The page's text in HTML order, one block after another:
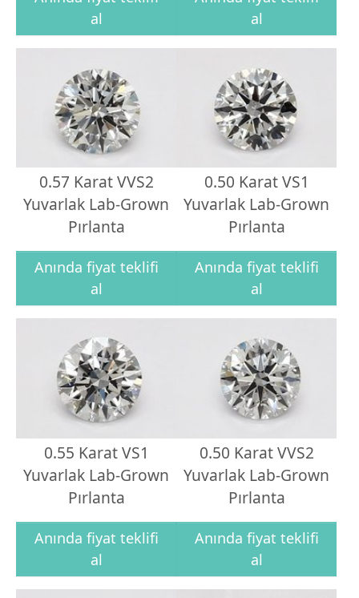
al
al
0.57 Karat VVS2
Yuvarlak Lab-Grown
Pırlanta
Anında fiyat teklifi
al
0.50 Karat VS1
Yuvarlak Lab-Grown
Pırlanta
Anında fiyat teklifi
al
0.55 Karat VS1
Yuvarlak Lab-Grown
Pırlanta
Anında fiyat teklifi
al
0.50 Karat VVS2
Yuvarlak Lab-Grown
Pırlanta
Anında fiyat teklifi
al